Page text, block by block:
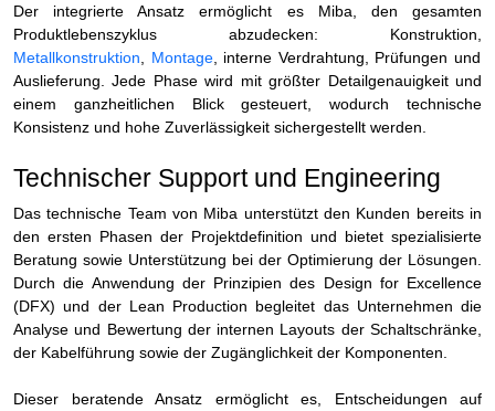
Der integrierte Ansatz ermöglicht es Miba, den gesamten
Produktlebenszyklus abzudecken: Konstruktion,
Metallkonstruktion
Montage, interne Verdrahtung, Prüfungen und
Auslieferung. Jede Phase wird mit größter Detailgenauigkeit und
einem ganzheitlichen Blick gesteuert, wodurch technische
Konsistenz und hohe Zuverlässigkeit sichergestellt werden.
Technischer Support und Engineering
Das technische Team von Miba unterstützt den Kunden bereits in
den ersten Phasen der Projektdefinition und bietet spezialisierte
Beratung sowie Unterstützung bei der Optimierung der Lösungen.
Durch die Anwendung der Prinzipien des Design for Excellence
(DFX) und der Lean Production begleitet das Unternehmen die
Analyse und Bewertung der internen Layouts der Schaltschränke,
der Kabelführung sowie der Zugänglichkeit der Komponenten.
Dieser beratende Ansatz ermöglicht es, Entscheidungen auf